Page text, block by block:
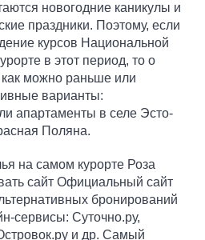
новогодние каникулы и
праздники. Поэтому, если
курсов Национальной
в этот период, то о
можно раньше или
варианты:
апартаменты в селе Эсто-
Поляна.
на самом курорте Роза
сайт Официальный сайт
бронирований
сервисы: Суточно.ру,
и др. Самый